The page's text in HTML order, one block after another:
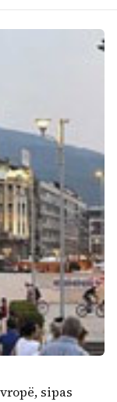
sipas